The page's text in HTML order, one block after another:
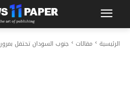
الرئيسية مقالات جنوب السودان تحتفل بمرور 14 عامًا على الاستقلال